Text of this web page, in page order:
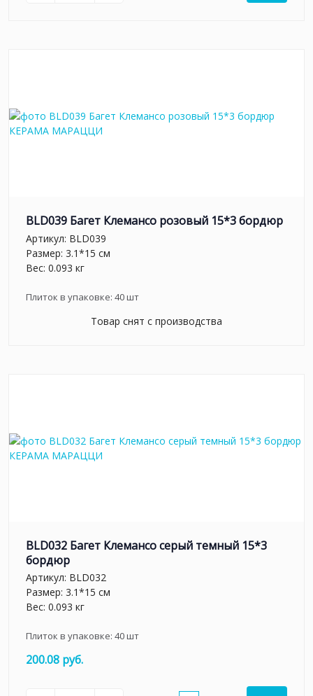
BLD039 Багет Клемансо розовый 15*3 бордюр
Артикул: BLD039
Размер: 3.1*15 см
Вес: 0.093 кг
Плиток в упаковке: 40шт
Товар снят с производства
BLD032 Багет Клемансо серый темный 15*3
бордюр
Артикул: BLD032
Размер: 3.1*15 см
Вес: 0.093 кг
Плиток в упаковке: 40шт
200.08 руб.